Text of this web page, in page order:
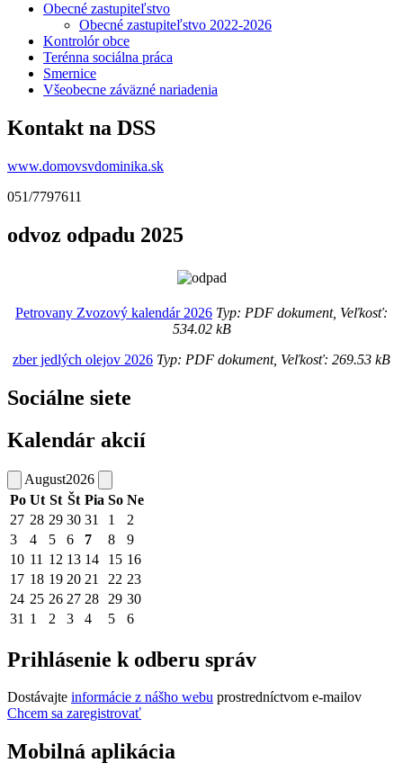
Obecné zastupiteľstvo
Obecné zastupiteľstvo 2022-2026
Kontrolór obce
Terénna sociálna práca
Smernice
Všeobecne záväzné nariadenia
Kontakt na DSS
www.domovsvdominika.sk
051/7797611
odvoz odpadu 2025
Petrovany Zvozový kalendár 2026 Typ: PDF dokument, Veľkosť:
534.02 kB
zber jedlých olejov 2026 Typ: PDF dokument, Veľkosť: 269.53 kB
Sociálne siete
Kalendár akcií
August2026
Po Ut St Št Pia So Ne
27 28 29 30 31 1
2
3
4 5 6 7 8
9
10 11 12 13 14 15 16
17 18 19 20 21 22 23
24 25 26 27 28 29 30
31 1 2 3 4 5 6
Prihlásenie k odberu správ
Dostávajte informácie z nášho webu prostredníctvom e-mailov
Chcem sa zaregistrovať
Mobilná aplikácia